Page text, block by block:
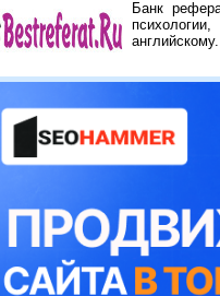
Банк
английскому.